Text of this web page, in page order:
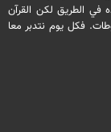
في الطريق لكن القرآن
فكل يوم نتدبر معا